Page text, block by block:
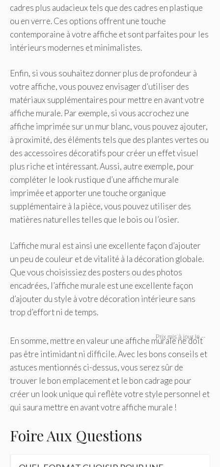
cadres plus audacieux tels que des cadres en plastique
ou en verre. Ces options offrent une touche
contemporaine à votre affiche et sont parfaites pour les
intérieurs modernes et minimalistes.
Enfin, si vous souhaitez donner plus de profondeur à
votre affiche, vous pouvez envisager d’utiliser des
matériaux supplémentaires pour mettre en avant votre
affiche murale. Par exemple, si vous accrochez une
affiche imprimée sur un mur blanc, vous pouvez ajouter,
à proximité, des éléments tels que des plantes vertes ou
des accessoires décoratifs pour créer un effet visuel
plus riche et intéressant. Aussi, autre exemple, pour
compléter le look rustique d’une affiche murale
imprimée et apporter une touche organique
supplémentaire à la pièce, vous pouvez utiliser des
matières naturelles telles que le bois ou l’osier.
L’affiche mural est ainsi une excellente façon d’ajouter
un peu de couleur et de vitalité à la décoration globale.
Que vous choisissiez des posters ou des photos
encadrées, l’affiche murale est une excellente façon
d’ajouter du style à votre décoration intérieure sans
trop d’effort ni de temps.
--
En somme, mettre en valeur une affiche murale ne doit
pas être intimidant ni difficile. Avec les bons conseils et
astuces mentionnés ci-dessus, vous serez sûr de
trouver le bon emplacement et le bon cadrage pour
créer un look unique qui reflète votre style personnel et
qui saura mettre en avant votre affiche murale !
Foire Aux Questions